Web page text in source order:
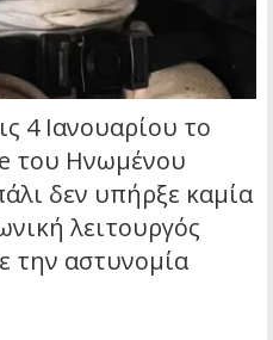
4 Ιανουαρίου το
του Ηνωμένου
δεν υπήρξε καμία
λειτουργός
την αστυνομία